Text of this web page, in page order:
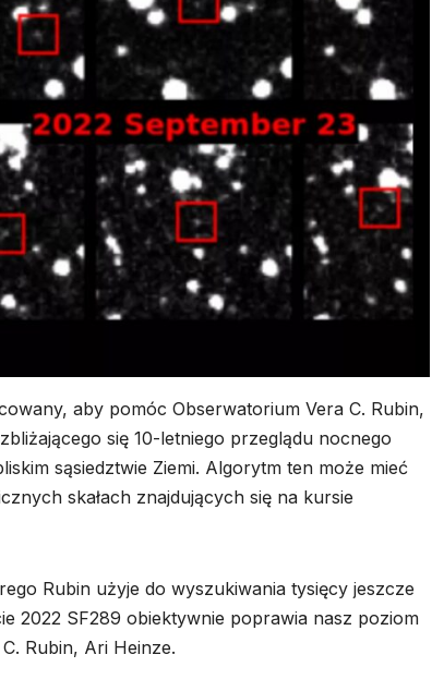
aby pomóc Obserwatorium Vera C. Rubin,
się 10-letniego przeglądu nocnego
sąsiedztwie Ziemi. Algorytm ten może mieć
skałach znajdujących się na kursie
Rubin użyje do wyszukiwania tysięcy jeszcze
2022 SF289 obiektywnie poprawia nasz poziom
Rubin, Ari Heinze.